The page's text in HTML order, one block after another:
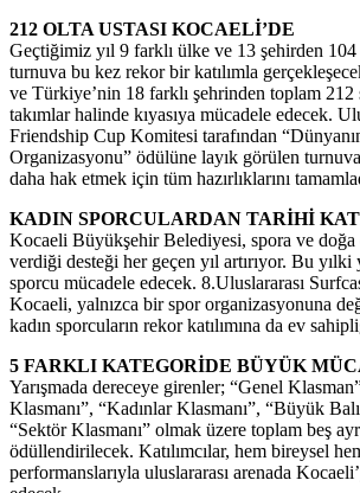
212 OLTA USTASI KOCAELİ’DE
Geçtiğimiz yıl 9 farklı ülke ve 13 şehirden 104
turnuva bu kez rekor bir katılımla
ve Türkiye’nin 18 farklı şehrinden toplam
takımlar halinde kıyasıya mücadele edecek.
Friendship Cup Komitesi tarafından
Organizasyonu” ödülüne layık görülen
daha hak etmek için tüm hazırlıklarını
KADIN SPORCULARDAN TARİHİ
Kocaeli Büyükşehir Belediyesi, spora ve
verdiği desteği her geçen yıl artırıyor. Bu yılki
sporcu mücadele edecek. 8.Uluslararası
Kocaeli, yalnızca bir spor organizasyonuna
kadın sporcuların rekor katılımına da ev
5 FARKLI KATEGORİDE BÜYÜK
Yarışmada dereceye girenler; “Genel
Klasmanı”, “Kadınlar Klasmanı”, “Büyük
“Sektör Klasmanı” olmak üzere toplam beş
ödüllendirilecek. Katılımcılar, hem bireysel
performanslarıyla uluslararası arenada